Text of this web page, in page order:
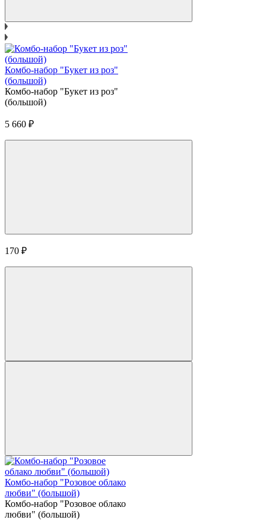
Комбо-набор "Букет из роз"
(большой)
Комбо-набор "Букет из роз"
(большой)
5 660 ₽
170 ₽
Комбо-набор "Розовое облако
любви" (большой)
Комбо-набор "Розовое облако
любви" (большой)